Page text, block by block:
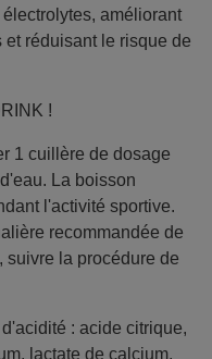
améliorant
réduisant le risque de
!
1 cuillère de dosage
La boisson
l'activité sportive.
recommandée de
suivre la procédure de
: acide citrique,
lactate de calcium,